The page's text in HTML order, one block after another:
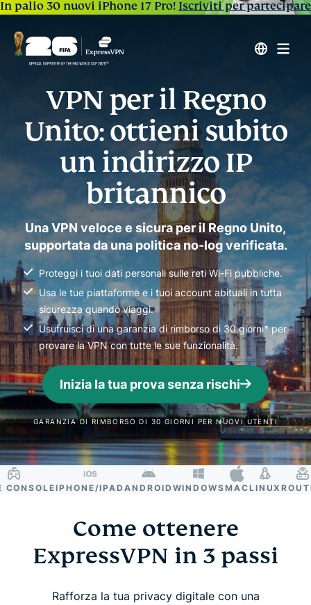
In palio 30 nuovi iPhone 17 Pro! Iscriviti per partecipare
VPN per il Regno
Unito: ottieni subito
un indirizzo IP
britannico
Una VPN veloce e sicura per il Regno Unito,
supportata da una politica no-log verificata.
Proteggi i tuoi dati personali sulle reti Wi-Fi pubbliche.
Usa le tue piattaforme e i tuoi account abituali in tutta
sicurezza quando viaggi.
Usufruisci di una garanzia di rimborso di 30 giorni* per
provare la VPN con tutte le sue funzionalità.
Inizia la tua prova senza rischi
GARANZIA DI RIMBORSO DI 30 GIORNI PER NUOVI UTENTI
IPHONE/IPADANDROIDWINDOWSMACLINUX ROUTER
Come ottenere
ExpressVPN in 3 passi
Rafforza la tua privacy digitale con una